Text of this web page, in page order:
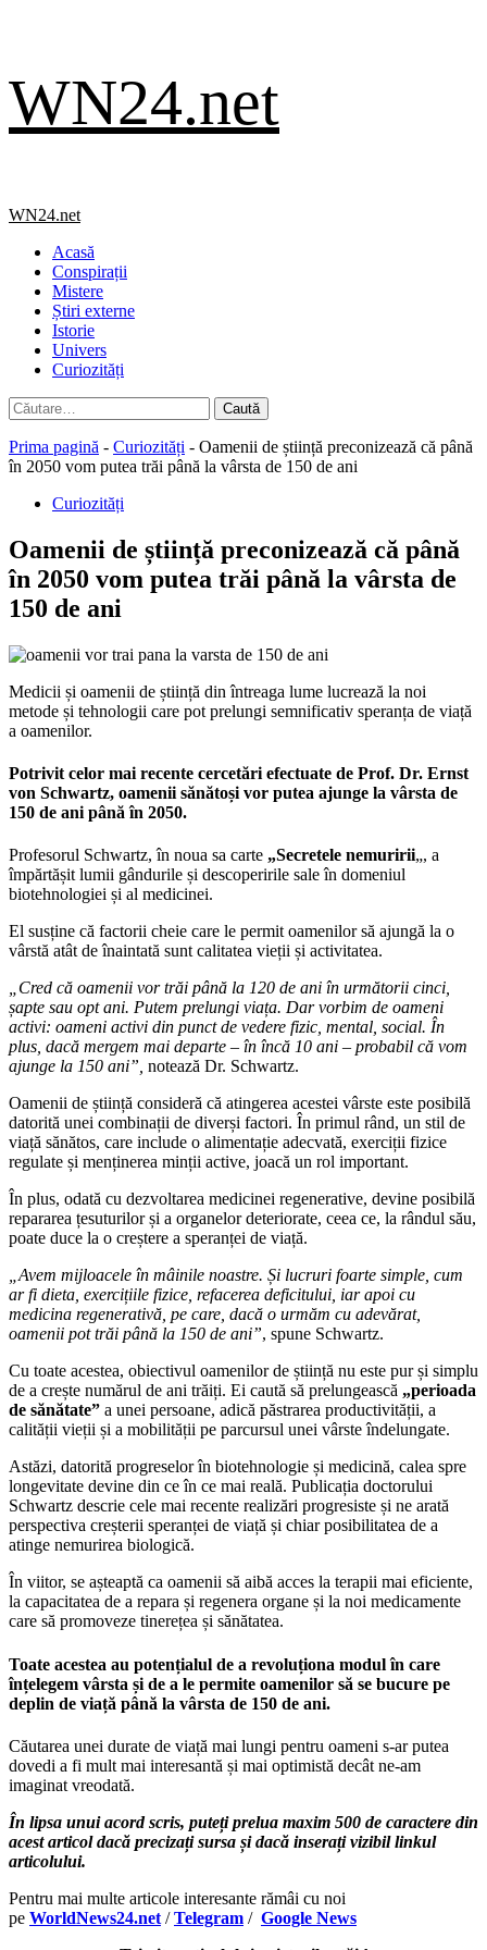
to
content
WN24.net
Primary
WN24.net
Acasă
Conspirații
Mistere
Știri externe
Istorie
Univers
Curiozități
Caută
după:
Prima pagină - Curiozități - Oamenii de știință preconizează că până
în 2050 vom putea trăi până la vârsta de 150 de ani
Curiozități
Oamenii de știință preconizează că până
în 2050 vom putea trăi până la vârsta de
150 de ani
Medicii și oamenii de știință din întreaga lume lucrează la noi
metode și tehnologii care pot prelungi semnificativ speranța de viață
a oamenilor.
Potrivit celor mai recente cercetări efectuate de Prof. Dr. Ernst
von Schwartz, oamenii sănătoși vor putea ajunge la vârsta de
150 de ani până în 2050.
Profesorul Schwartz, în noua sa carte „Secretele nemuririi„, a
împărtășit lumii gândurile și descoperirile sale în domeniul
biotehnologiei și al medicinei.
El susține că factorii cheie care le permit oamenilor să ajungă la o
vârstă atât de înaintată sunt calitatea vieții și activitatea.
„Cred că oamenii vor trăi până la 120 de ani în următorii cinci,
șapte sau opt ani. Putem prelungi viața. Dar vorbim de oameni
activi: oameni activi din punct de vedere fizic, mental, social. În
plus, dacă mergem mai departe – în încă 10 ani – probabil că vom
ajunge la 150 ani”, notează Dr. Schwartz.
Oamenii de știință consideră că atingerea acestei vârste este posibilă
datorită unei combinații de diverși factori. În primul rând, un stil de
viață sănătos, care include o alimentație adecvată, exerciții fizice
regulate și menținerea minții active, joacă un rol important.
În plus, odată cu dezvoltarea medicinei regenerative, devine posibilă
repararea țesuturilor și a organelor deteriorate, ceea ce, la rândul său,
poate duce la o creștere a speranței de viață.
„Avem mijloacele în mâinile noastre. Și lucruri foarte simple, cum
ar fi dieta, exercițiile fizice, refacerea deficitului, iar apoi cu
medicina regenerativă, pe care, dacă o urmăm cu adevărat,
oamenii pot trăi până la 150 de ani”, spune Schwartz.
Cu toate acestea, obiectivul oamenilor de știință nu este pur și simplu
de a crește numărul de ani trăiți. Ei caută să prelungească „perioada
de sănătate” a unei persoane, adică păstrarea productivității, a
calității vieții și a mobilității pe parcursul unei vârste îndelungate.
Astăzi, datorită progreselor în biotehnologie și medicină, calea spre
longevitate devine din ce în ce mai reală. Publicația doctorului
Schwartz descrie cele mai recente realizări progresiste și ne arată
perspectiva creșterii speranței de viață și chiar posibilitatea de a
atinge nemurirea biologică.
În viitor, se așteaptă ca oamenii să aibă acces la terapii mai eficiente,
la capacitatea de a repara și regenera organe și la noi medicamente
care să promoveze tinerețea și sănătatea.
Toate acestea au potențialul de a revoluționa modul în care
înțelegem vârsta și de a le permite oamenilor să se bucure pe
deplin de viață până la vârsta de 150 de ani.
Căutarea unei durate de viață mai lungi pentru oameni s-ar putea
dovedi a fi mult mai interesantă și mai optimistă decât ne-am
imaginat vreodată.
În lipsa unui acord scris, puteți prelua maxim 500 de caractere din
acest articol dacă precizați sursa și dacă inserați vizibil linkul
articolului.
Pentru mai multe articole interesante rămâi cu noi
pe WorldNews24.net /Telegram / Google News